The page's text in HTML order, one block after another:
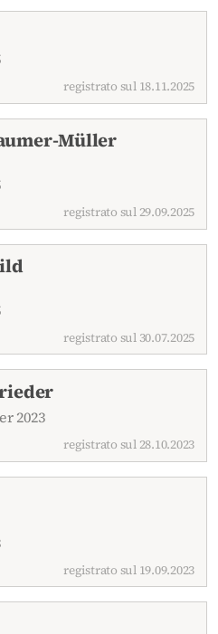
registrato sul 18.11.2025
Müller
registrato sul 29.09.2025
registrato sul 30.07.2025
2023
registrato sul 28.10.2023
registrato sul 19.09.2023